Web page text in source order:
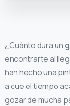
¿Cuánto dura un
encontrarte al
han hecho una
a que el tiempo
gozar de mucha